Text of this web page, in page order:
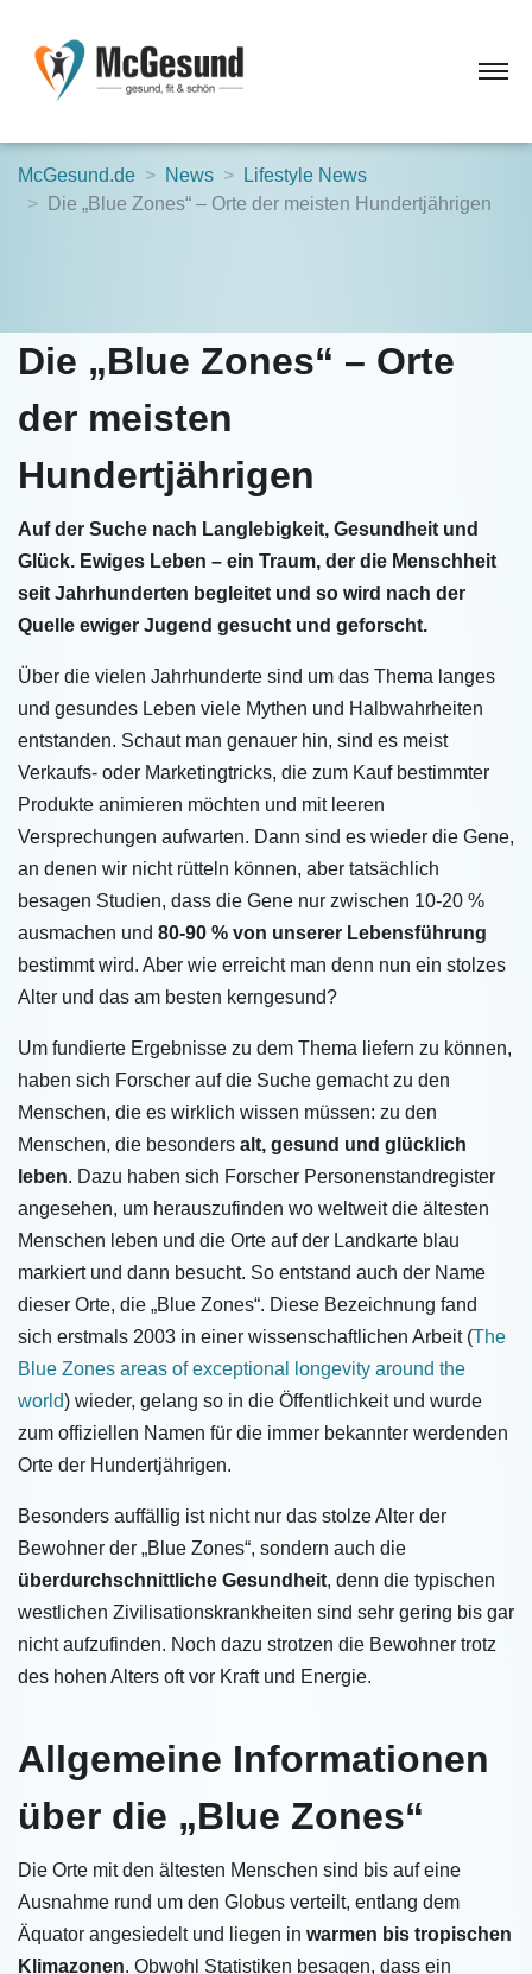
McGesund.de News
Lifestyle News
Die „Blue Zones“ – Orte der meisten Hundertjährigen
Die „Blue Zones“ – Orte
der meisten
Hundertjährigen
Auf der Suche nach Langlebigkeit, Gesundheit und
Glück. Ewiges Leben – ein Traum, der die Menschheit
seit Jahrhunderten begleitet und so wird nach der
Quelle ewiger Jugend gesucht und geforscht.
Über die vielen Jahrhunderte sind um das Thema langes
und gesundes Leben viele Mythen und Halbwahrheiten
entstanden. Schaut man genauer hin, sind es meist
Verkaufs- oder Marketingtricks, die zum Kauf bestimmter
Produkte animieren möchten und mit leeren
Versprechungen aufwarten. Dann sind es wieder die Gene,
an denen wir nicht rütteln können, aber tatsächlich
besagen Studien, dass die Gene nur zwischen 10-20 %
ausmachen und 80-90 % von unserer Lebensführung
bestimmt wird. Aber wie erreicht man denn nun ein stolzes
Alter und das am besten kerngesund?
Um fundierte Ergebnisse zu dem Thema liefern zu können,
haben sich Forscher auf die Suche gemacht zu den
Menschen, die es wirklich wissen müssen: zu den
Menschen, die besonders alt, gesund und glücklich
leben. Dazu haben sich Forscher Personenstandregister
angesehen, um herauszufinden wo weltweit die ältesten
Menschen leben und die Orte auf der Landkarte blau
markiert und dann besucht. So entstand auch der Name
dieser Orte, die „Blue Zones“. Diese Bezeichnung fand
sich erstmals 2003 in einer wissenschaftlichen Arbeit (The
Blue Zones areas of exceptional longevity around the
world) wieder, gelang so in die Öffentlichkeit und wurde
zum offiziellen Namen für die immer bekannter werdenden
Orte der Hundertjährigen.
Besonders auffällig ist nicht nur das stolze Alter der
Bewohner der „Blue Zones“, sondern auch die
überdurchschnittliche Gesundheit, denn die typischen
westlichen Zivilisationskrankheiten sind sehr gering bis gar
nicht aufzufinden. Noch dazu strotzen die Bewohner trotz
des hohen Alters oft vor Kraft und Energie.
Allgemeine Informationen
über die „Blue Zones“
Die Orte mit den ältesten Menschen sind bis auf eine
Ausnahme rund um den Globus verteilt, entlang dem
Äquator angesiedelt und liegen in warmen bis tropischen
Klimazonen. Obwohl Statistiken besagen, dass ein